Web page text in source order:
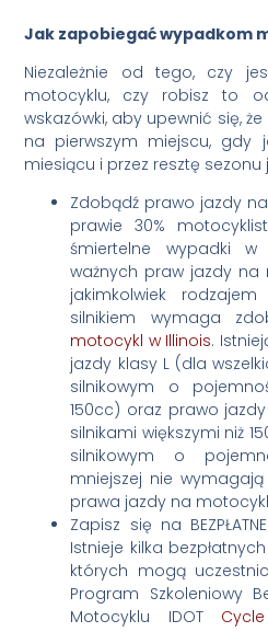
Jak zapobiegać wypadkom
Niezależnie od tego, czy
motocyklu, czy robisz to
wskazówki, aby upewnić się,
na pierwszym miejscu, gdy
miesiącu i przez resztę sezonu
Zdobądź prawo jazdy na
prawie 30%
śmiertelne wypadki w
ważnych praw jazdy na
jakimkolwiek
silnikiem wymaga
motocykl w Illinois.
jazdy klasy L (dla
silnikowym o
150cc) oraz prawo
silnikami większymi niż
silnikowym o
mniejszej nie
prawa jazdy na
Zapisz się na
Istnieje kilka
których mogą
Program Szkoleniowy
Motocyklu IDOT